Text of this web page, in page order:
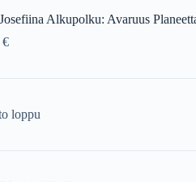
Alkupolku: Avaruus
€
loppu